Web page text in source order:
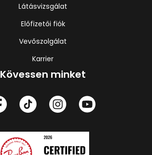
Látásvizsgálat
Előfizetői fiók
Vevőszolgálat
Karrier
Kövessen minket